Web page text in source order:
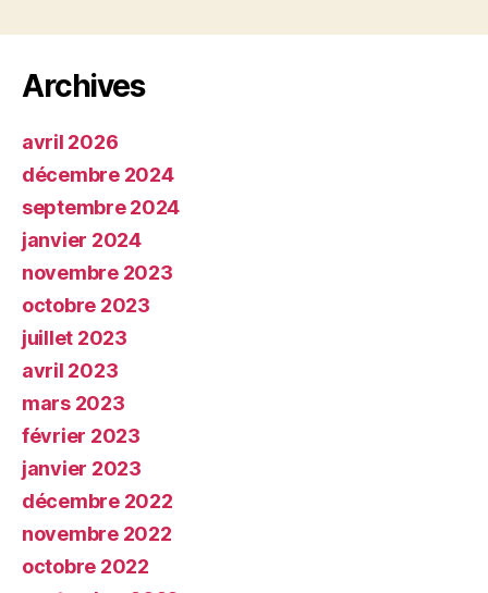
Archives
avril 2026
décembre 2024
septembre 2024
janvier 2024
novembre 2023
octobre 2023
juillet 2023
avril 2023
mars 2023
février 2023
janvier 2023
décembre 2022
novembre 2022
octobre 2022